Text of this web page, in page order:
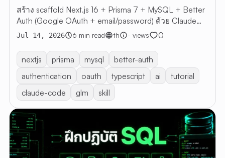
ทั้งหมด
เกี่ยวกับ
สร้าง scaffold Next.js 16 + Prisma 7 + MySQL + Better
Auth (Google OAuth + email/password) ด้วย Claude
Code skill — โครงระบบพร้อมพัฒนาต่อ
Jul 14, 2026 6 min read th - views 0
nextjs prisma mysql
better-auth
authentication
oauth typescript ai
tutorial
claude-code
glm skill